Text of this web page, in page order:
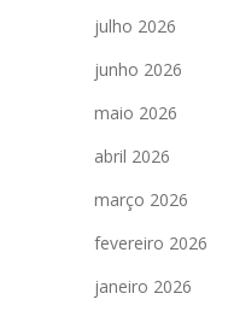
julho 2026
junho 2026
maio 2026
abril 2026
março 2026
fevereiro 2026
janeiro 2026